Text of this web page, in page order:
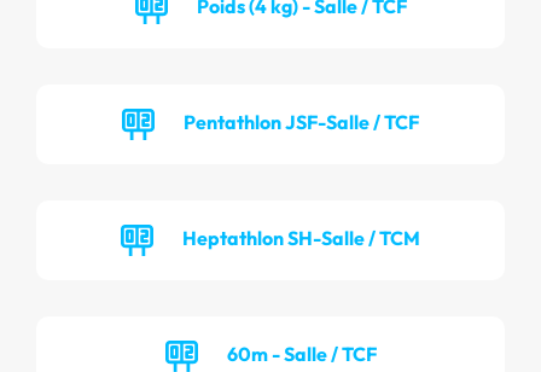
Poids (4 kg) - Salle / TCF
Pentathlon JSF-Salle / TCF
Heptathlon SH-Salle / TCM
60m - Salle / TCF